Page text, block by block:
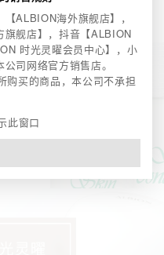
ALBION海外旗舰店】，
舰店】， 抖音【ALBION
时光灵曜会员中心】， 小
司网络官方销售店。
购买的商品，本公司不承担
此窗口